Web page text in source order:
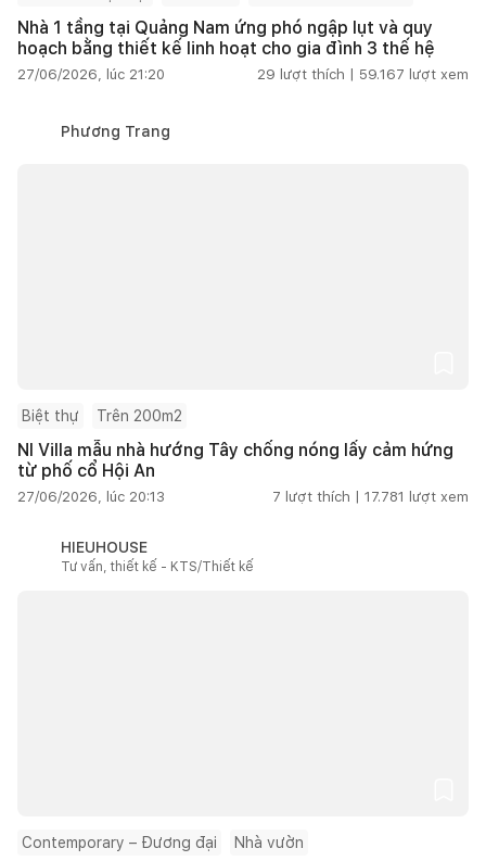
Nhà 1 tầng tại Quảng Nam ứng phó ngập lụt và quy
hoạch bằng thiết kế linh hoạt cho gia đình 3 thế hệ
27/06/2026, lúc 21:20 29 lượt thích | 59.167 lượt xem
Phương Trang
Biệt thự Trên 200m2
NI Villa mẫu nhà hướng Tây chống nóng lấy cảm hứng
từ phố cổ Hội An
27/06/2026, lúc 20:13 7 lượt thích | 17.781 lượt xem
HIEUHOUSE
Tư vấn, thiết kế - KTS/Thiết kế
Contemporary – Đương đại Nhà vườn